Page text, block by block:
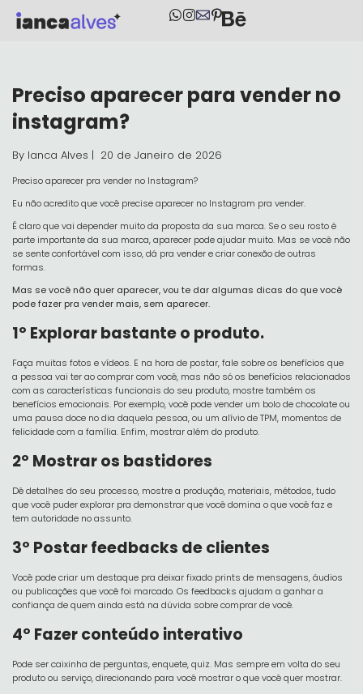
Preciso aparecer para vender no
instagram?
By Ianca Alves | 20 de Janeiro de 2026
Preciso aparecer pra vender no Instagram?
Eu não acredito que você precise aparecer no Instagram pra vender.
É claro que vai depender muito da proposta da sua marca. Se o seu rosto é
parte importante da sua marca, aparecer pode ajudar muito. Mas se você não
se sente confortável com isso, dá pra vender e criar conexão de outras
formas.
Mas se você não quer aparecer, vou te dar algumas dicas do que você
pode fazer pra vender mais, sem aparecer.
1º Explorar bastante o produto.
Faça muitas fotos e vídeos. E na hora de postar, fale sobre os benefícios que
a pessoa vai ter ao comprar com você, mas não só os benefícios relacionados
com as características funcionais do seu produto, mostre também os
benefícios emocionais. Por exemplo, você pode vender um bolo de chocolate ou
uma pausa doce no dia daquela pessoa, ou um alívio de TPM, momentos de
felicidade com a família. Enfim, mostrar além do produto.
2º Mostrar os bastidores
Dê detalhes do seu processo, mostre a produção, materiais, métodos, tudo
que você puder explorar pra demonstrar que você domina o que você faz e
tem autoridade no assunto.
3º Postar feedbacks de clientes
Você pode criar um destaque pra deixar fixado prints de mensagens, áudios
ou publicações que você foi marcado. Os feedbacks ajudam a ganhar a
confiança de quem ainda está na dúvida sobre comprar de você.
4º Fazer conteúdo interativo
Pode ser caixinha de perguntas, enquete, quiz. Mas sempre em volta do seu
produto ou serviço, direcionando para você mostrar o que você quer mostrar.